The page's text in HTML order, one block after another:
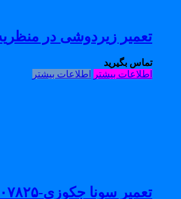
تعمیر زیردوشی در منظریه ۲۲۴۲۰۴۶۰
تماس بگیرید
اطلاعات بیشتر اطلاعات بیشتر
تعمیر سونا جکوزی-۰۹۱۲۱۵۰۷۸۲۵